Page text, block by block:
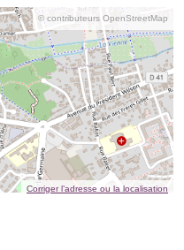
© contributeurs OpenStreetMap
Corriger l’adresse ou la localisation